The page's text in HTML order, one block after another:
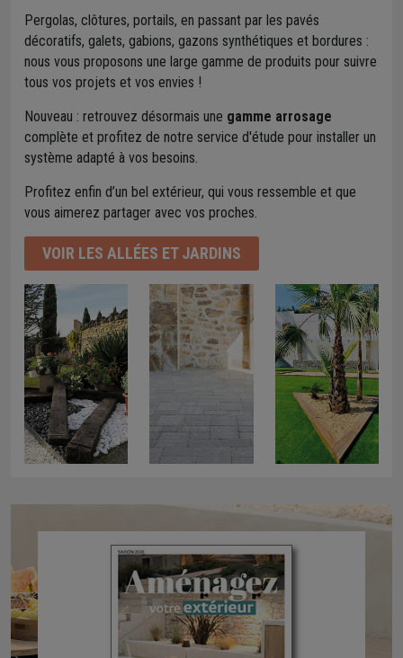
Pergolas, clôtures, portails, en passant par les pavés
décoratifs, galets, gabions, gazons synthétiques et bordures :
nous vous proposons une large gamme de produits pour suivre
tous vos projets et vos envies !
Nouveau : retrouvez désormais une gamme arrosage
complète et profitez de notre service d'étude pour installer un
système adapté à vos besoins.
Profitez enfin d’un bel extérieur, qui vous ressemble et que
vous aimerez partager avec vos proches.
VOIR LES ALLÉES ET JARDINS